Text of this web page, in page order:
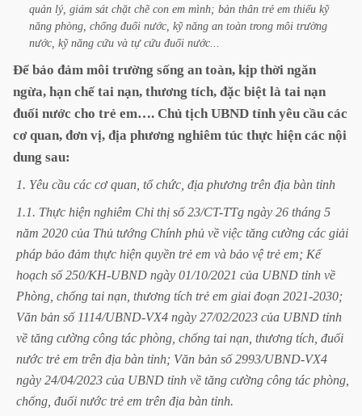
quản lý, giám sát chặt chẽ con em mình; bản thân trẻ em thiếu kỹ
năng phòng, chống đuối nước, kỹ năng an toàn trong môi trường
nước, kỹ năng cứu và tự cứu đuối nước...
Để bảo đảm môi trường sống an toàn, kịp thời ngăn
ngừa, hạn chế tai nạn, thương tích, đặc biệt là tai nạn
đuối nước cho trẻ em…. Chủ tịch UBND tỉnh yêu cầu các
cơ quan, đơn vị, địa phương nghiêm túc thực hiện các nội
dung sau:
1. Yêu cầu các cơ quan, tổ chức, địa phương trên địa bàn tỉnh
1.1. Thực hiện nghiêm Chỉ thị số 23/CT-TTg ngày 26 tháng 5
năm 2020 của Thủ tướng Chính phủ về việc tăng cường các giải
pháp bảo đảm thực hiện quyền trẻ em và bảo vệ trẻ em; Kế
hoạch số 250/KH-UBND ngày 01/10/2021 của UBND tỉnh về
Phòng, chống tai nạn, thương tích trẻ em giai đoạn 2021-2030;
Văn bản số 1114/UBND-VX4 ngày 27/02/2023 của UBND tỉnh
về tăng cường công tác phòng, chống tai nạn, thương tích, đuối
nước trẻ em trên địa bàn tỉnh; Văn bản số 2993/UBND-VX4
ngày 24/04/2023 của UBND tỉnh về tăng cường công tác phòng,
chống, đuối nước trẻ em trên địa bàn tỉnh.